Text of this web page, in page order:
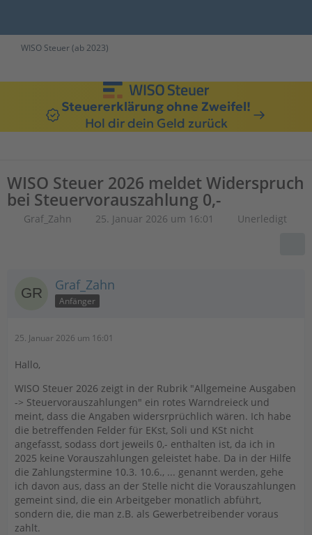
WISO Steuer (ab 2023)
Steuererklärung ohne Zweifel!
Hol dir dein Geld zurück
WISO Steuer 2026 meldet Widerspruch
bei Steuervorauszahlung 0,-
Graf_Zahn 25. Januar 2026 um 16:01 Unerledigt
Graf_Zahn
Anfänger
25. Januar 2026 um 16:01
Hallo,
WISO Steuer 2026 zeigt in der Rubrik "Allgemeine Ausgaben
-> Steuervorauszahlungen" ein rotes Warndreieck und
meint, dass die Angaben widersrprüchlich wären. Ich habe
die betreffenden Felder für EKst, Soli und KSt nicht
angefasst, sodass dort jeweils 0,- enthalten ist, da ich in
2025 keine Vorauszahlungen geleistet habe. Da in der Hilfe
die Zahlungstermine 10.3. 10.6., ... genannt werden, gehe
ich davon aus, dass an der Stelle nicht die Vorauszahlungen
gemeint sind, die ein Arbeitgeber monatlich abführt,
sondern die, die man z.B. als Gewerbetreibender voraus
zahlt.